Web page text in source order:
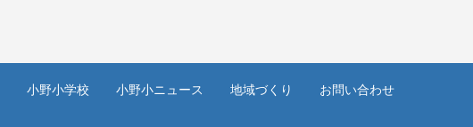
小野小学校 小野小ニュース 地域づくり お問い合わせ